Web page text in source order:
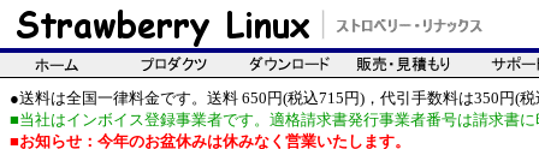
●送料は全国一律料金です。送料 650円(税込715円)，代引手数料は350円(税
■当社はインボイス登録事業者です。適格請求書発行事業者番号は請求書
■お知らせ：今年のお盆休みは休みなく営業いたします。